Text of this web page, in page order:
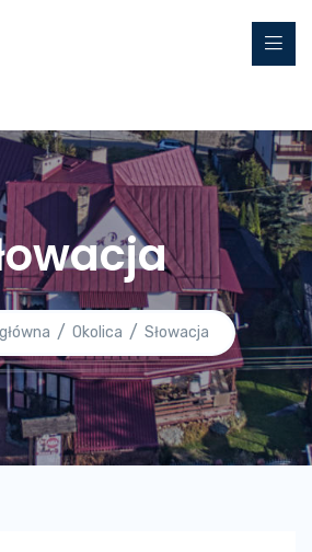
Okolica Słowacja